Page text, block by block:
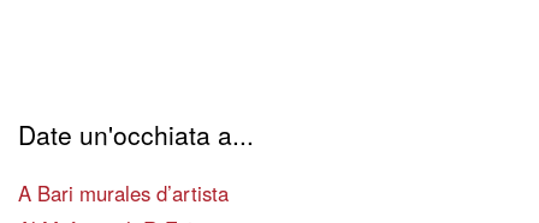
Date un'occhiata a...
A Bari murales d’artista